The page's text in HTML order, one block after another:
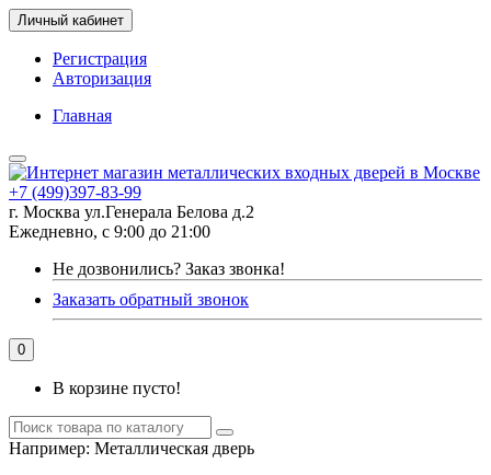
Личный кабинет
Регистрация
Авторизация
Главная
+7 (499)397-83-99
г. Москва ул.Генерала Белова д.2
Ежедневно, с 9:00 до 21:00
Не дозвонились? Заказ звонка!
Заказать обратный звонок
0
В корзине пусто!
Например: Металлическая дверь